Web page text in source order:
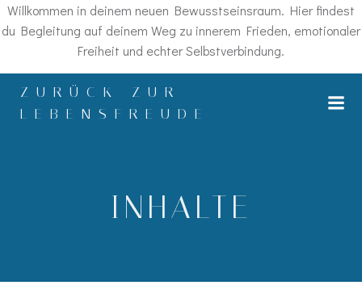
Willkommen in deinem neuen Bewusstseinsraum. Hier findest
du Begleitung auf deinem Weg zu innerem Frieden, emotionaler
Freiheit und echter Selbstverbindung.
springen
ZURÜCK ZUR
LEBENSFREUDE
INHALTE